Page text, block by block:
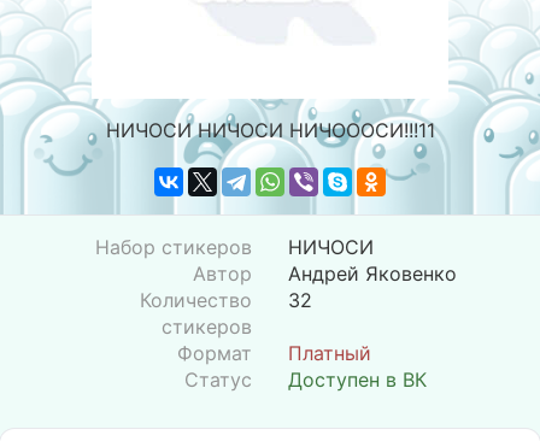
НИЧОСИ НИЧОСИ НИЧОООСИ!!!11
Набор стикеров
НИЧОСИ
Автор
Андрей Яковенко
Количество
стикеров
32
Формат
Платный
Статус
Доступен в ВК